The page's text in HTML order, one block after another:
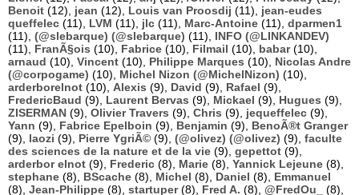
Benoit (12), jean (12), Louis van Proosdij (11), jean-eudes
queffelec (11), LVM (11), jlc (11), Marc-Antoine (11), dparmen1
(11), (@slebarque) (@slebarque) (11), INFO (@LINKANDEV)
(11), FranÃ§ois (10), Fabrice (10), Filmail (10), babar(10),
arnaud (10), Vincent (10), Philippe Marques (10), Nicolas Andre
(@corpogame) (10), Michel Nizon (@MichelNizon) (10),
arderborelnot (10), Alexis (9), David (9), Rafael (9),
FredericBaud (9), Laurent Bervas (9), Mickael (9), Hugues (9),
ZISERMAN (9), Olivier Travers (9), Chris (9), jequeffelec (9),
Yann (9), Fabrice Epelboin (9), Benjamin (9), BenoÃ®t Granger
(9), laozi (9), Pierre YgriÃ© (9), (@olivez) (@olivez) (9), faculte
des sciences de la nature et de la vie (9), gepettot (9),
arderbor elnot (9), Frederic (8), Marie (8), Yannick Lejeune (8),
stephane (8), BScache (8), Michel (8), Daniel (8), Emmanuel
(8), Jean-Philippe (8), startuper(8), Fred A. (8), @FredOu_
(8),